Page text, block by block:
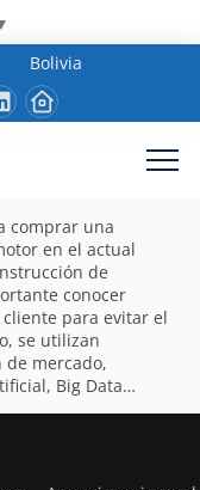
Bolivia
comprar una
en el actual
de
conocer
para evitar el
se utilizan
mercado,
Big Data…